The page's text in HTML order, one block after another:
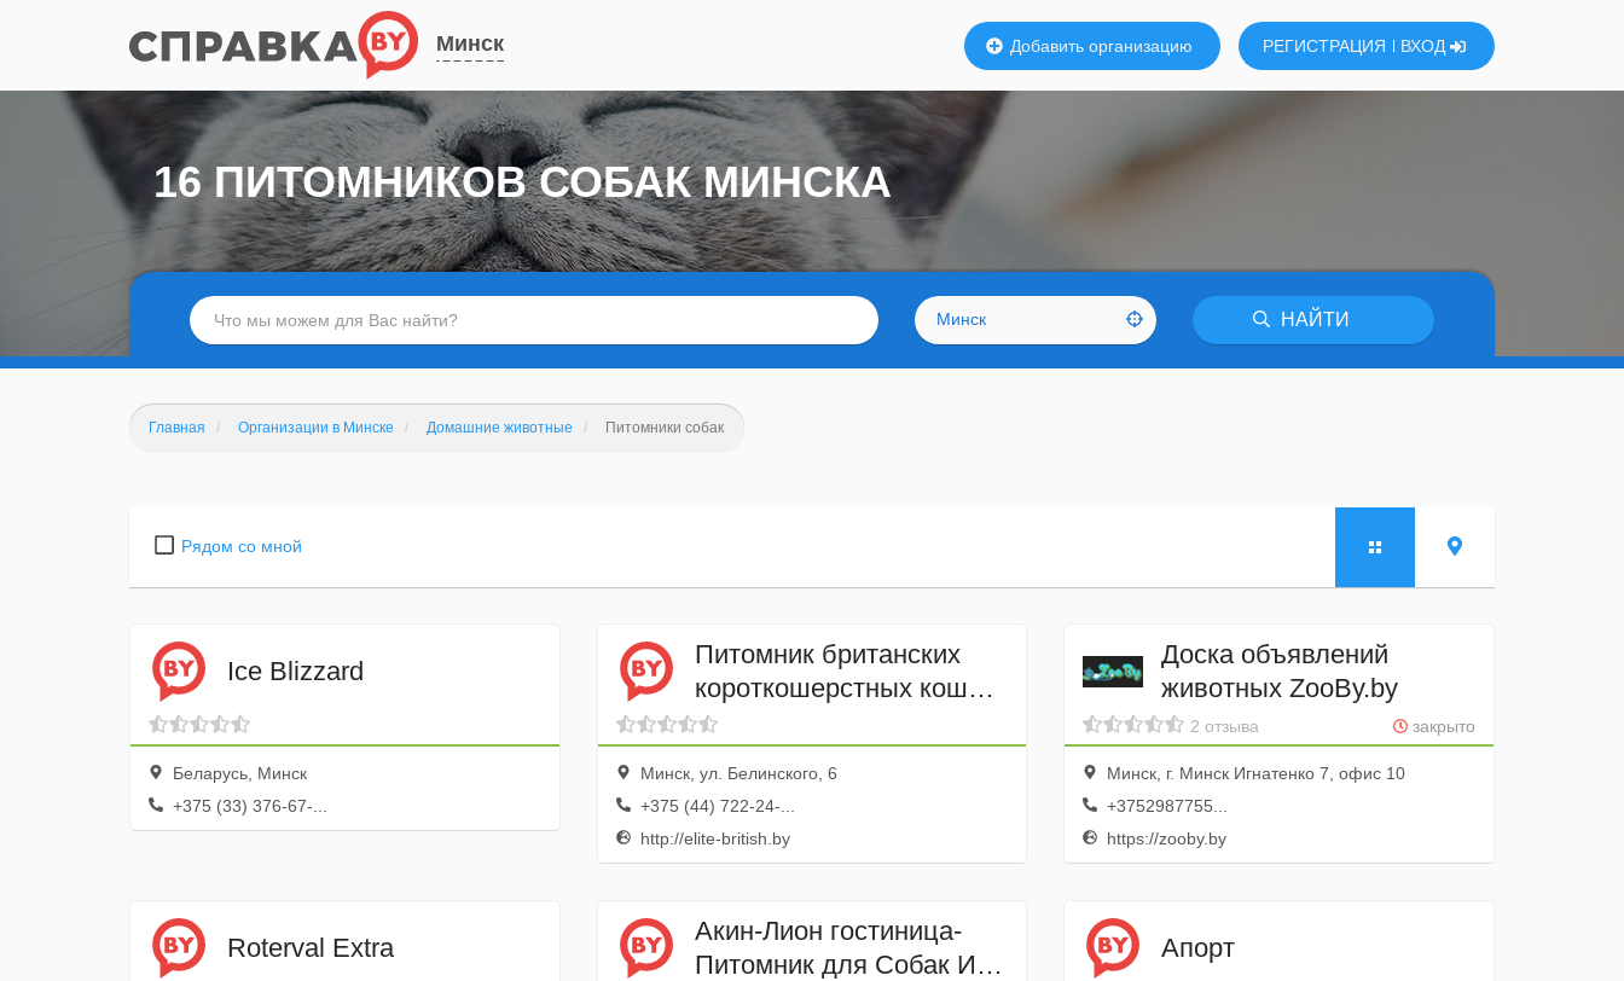
Минск Добавить организацию РЕГИСТРАЦИЯ ВХОД
Минск НАЙТИ
16 ПИТОМНИКОВ СОБАК МИНСКА
Главная Организации в Минске Домашние животные Питомники собак
Рядом со мной
Ice Blizzard
Беларусь, Минск
+375 (33) 376-67-...
Питомник британских
короткошерстных кошек,
котов, котят в Минске
Elite British
Минск, ул. Белинского, 6
+375 (44) 722-24-...
http://elite-british.by
Доска объявлений
животных ZooBy.by
закрыто
2 отзыва
Минск, г. Минск Игнатенко 7, офис 10
+3752987755...
https://zooby.by
Roterval Extra
Акин-Лион гостиница-
Питомник для Собак ИП
Апорт